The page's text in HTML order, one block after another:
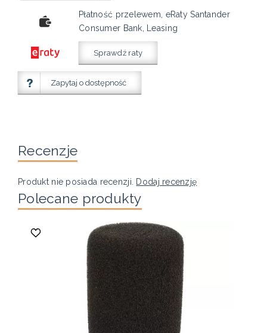
Płatność przelewem, eRaty Santander
Consumer Bank, Leasing
Sprawdź raty
Zapytaj o dostępność
Recenzje
Produkt nie posiada recenzji. Dodaj recenzję
Polecane produkty